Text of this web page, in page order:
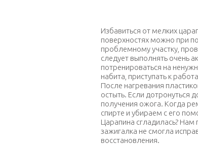
Избавиться от мелких
поверхностях можно при
проблемному участку,
следует выполнять очень
потренироваться на
набита, приступать к
После нагревания
остыть. Если дотронуться
получения ожога. Когда
спирте и убираем с его
Царапина сгладилась?
зажигалка не смогла
восстановления.